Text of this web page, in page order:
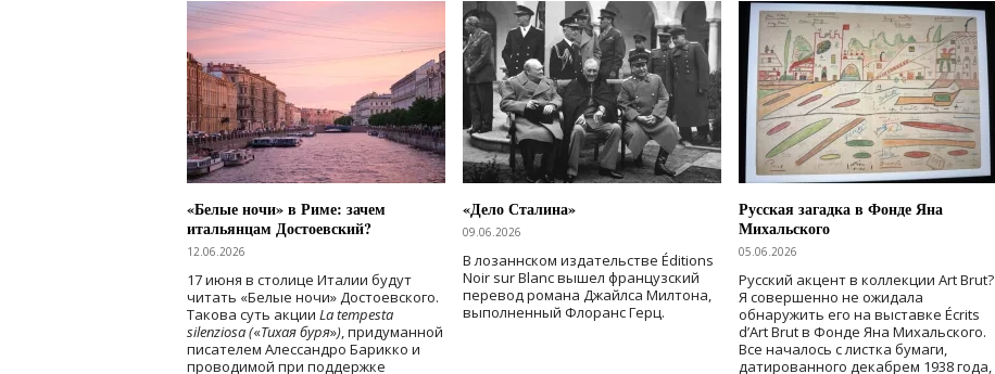
«Белые ночи» в Риме: зачем
итальянцам Достоевский?
12.06.2026
17 июня в столице Италии будут
читать «Белые ночи» Достоевского.
Такова суть акции La tempesta
silenziosa («Тихая буря»), придуманной
писателем Алессандро Барикко и
проводимой при поддержке
«Дело Сталина»
09.06.2026
В лозаннском издательстве Éditions
Noir sur Blanc вышел французский
перевод романа Джайлса Милтона,
выполненный Флоранс Герц.
Русская загадка в Фонде Яна
Михальского
05.06.2026
Русский акцент в коллекции Art Brut?
Я совершенно не ожидала
обнаружить его на выставке Écrits
d’Art Brut в Фонде Яна Михальского.
Все началось с листка бумаги,
датированного декабрем 1938 года,